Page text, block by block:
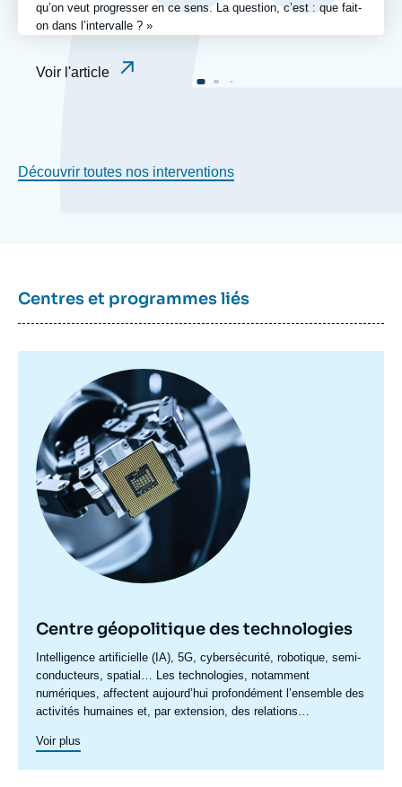
qu’on veut progresser en ce sens. La question, c’est : que fait-
on dans l’intervalle ? »
Voir l'article
Découvrir toutes nos interventions
Centres et programmes liés
principale
Centre géopolitique des technologies
Accroche
centre
Intelligence artificielle (IA), 5G, cybersécurité, robotique, semi-
conducteurs, spatial… Les technologies, notamment
numériques, affectent aujourd’hui profondément l’ensemble des
activités humaines et, par extension, des relations
économiques et sociaux qui en découlent se manifestent à des
Voir plus